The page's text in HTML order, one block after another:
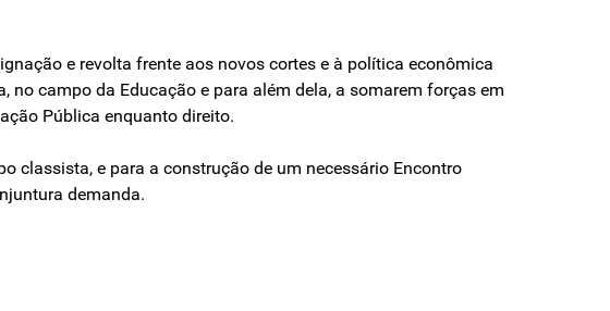
e revolta frente aos novos cortes e à política econômica
campo da Educação e para além dela, a somarem forças em
Pública enquanto direito.
classista, e para a construção de um necessário Encontro
demanda.